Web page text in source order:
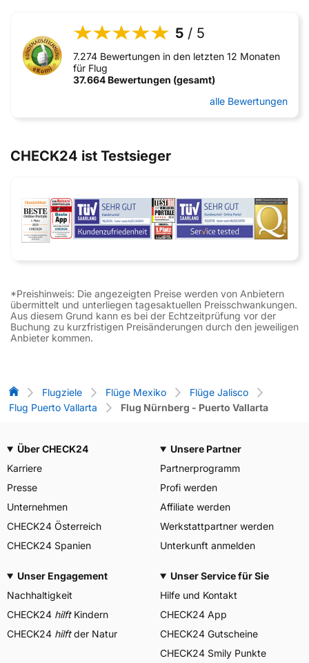
5 / 5
7.274 Bewertungen in den letzten 12 Monaten
für Flug
37.664 Bewertungen (gesamt)
alle Bewertungen
CHECK24 ist Testsieger
*Preishinweis: Die angezeigten Preise werden von Anbietern
übermittelt und unterliegen tagesaktuellen Preisschwankungen.
Aus diesem Grund kann es bei der Echtzeitprüfung vor der
Buchung zu kurzfristigen Preisänderungen durch den jeweiligen
Anbieter kommen.
Flug-Vergleich
Flugziele Flüge Mexiko
Flüge Jalisco
Flug Puerto Vallarta
Flug Nürnberg - Puerto Vallarta
Über CHECK24
Karriere
Presse
Unternehmen
CHECK24 Österreich
CHECK24 Spanien
Unsere Partner
Partnerprogramm
Profi werden
Affiliate werden
Werkstattpartner werden
Unterkunft anmelden
Unser Engagement
Nachhaltigkeit
CHECK24 hilftKindern
CHECK24 hilftder Natur
Unser Service für Sie
Hilfe und Kontakt
CHECK24 App
CHECK24 Gutscheine
CHECK24 Smily Punkte